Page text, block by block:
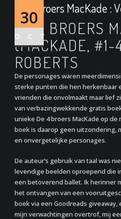
30
OCT
De 4 broers MacKade :
DE 4 BROERS
(MACKADE, #1-
ROBERTS
De personages waren
sterke punten die hen herkenbaar
vrienden die onvolmaakt maar lief
van verbazingwekkende gratis
unieke De 4 broers MacKade op
boek is daarop geen uitzondering,
en onvergetelijke personages.
De auteur’s gebruik van taal was
levendige beelden oproepend die
een betoverend ballet. Ik herinner
het ontvangen van een
boek via een Goodreads
mijn verwachtingen overtrof, mij